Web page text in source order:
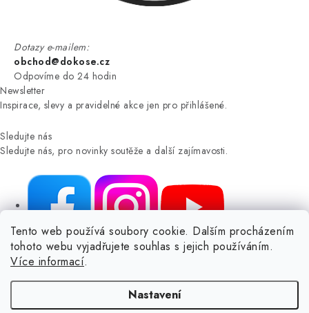
Tento web používá soubory cookie. Dalším procházením
tohoto webu vyjadřujete souhlas s jejich používáním.
Více informací.
Nastavení
Dotazy e-mailem:
obchod@dokose.cz
Odpovíme do 24 hodin
Newsletter
Inspirace, slevy a pravidelné akce jen pro přihlášené.
Sledujte nás
Sledujte nás, pro novinky soutěže a další zajímavosti.
NIKARO, s.r.o.
- Dokoše.cz, Veselka 48, 259 01 Olbramovice -
Votice, ČESKÁ REPUBLIKA
Podle zákona o evidenci tržeb je prodávající povinen vystavit